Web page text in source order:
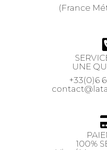
(France
UNE
+33(0)6
100%